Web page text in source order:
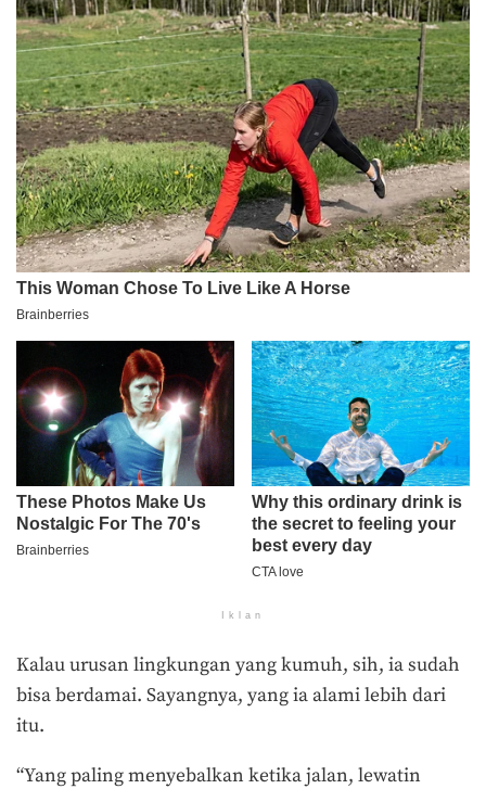
Iklan
Kalau urusan lingkungan yang kumuh, sih, ia sudah
bisa berdamai. Sayangnya, yang ia alami lebih dari
itu.
“Yang paling menyebalkan ketika jalan, lewatin